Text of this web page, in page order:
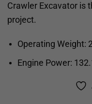
Crawler Excavator is
project.
Operating Weight:
Engine Power: